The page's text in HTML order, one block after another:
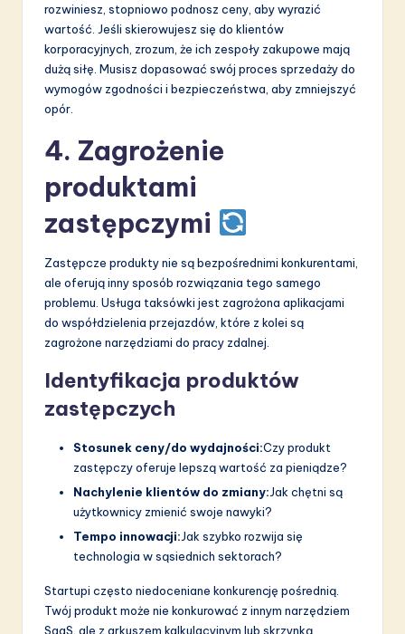
rozwiniesz, stopniowo podnosz ceny, aby wyrazić
wartość. Jeśli skierowujesz się do klientów
korporacyjnych, zrozum, że ich zespoły zakupowe mają
dużą siłę. Musisz dopasować swój proces sprzedaży do
wymogów zgodności i bezpieczeństwa, aby zmniejszyć
opór.
4. Zagrożenie
produktami
zastępczymi
Zastępcze produkty nie są bezpośrednimi konkurentami,
ale oferują inny sposób rozwiązania tego samego
problemu. Usługa taksówki jest zagrożona aplikacjami
do współdzielenia przejazdów, które z kolei są
zagrożone narzędziami do pracy zdalnej.
Identyfikacja produktów
zastępczych
Stosunek ceny/do wydajności:Czy produkt
zastępczy oferuje lepszą wartość za pieniądze?
Nachylenie klientów do zmiany:Jak chętni są
użytkownicy zmienić swoje nawyki?
Tempo innowacji:Jak szybko rozwija się
technologia w sąsiednich sektorach?
Startupi często niedoceniane konkurencję pośrednią.
Twój produkt może nie konkurować z innym narzędziem
SaaS, ale z arkuszem kalkulacyjnym lub skrzynką